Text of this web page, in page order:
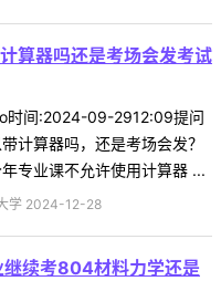
算器吗还是考场会发考试
时间:2024-09-2912:09提问
计算器吗，还是考场会发？
专业课不允许使用计算器 ...
学 2024-12-28
续考804材料力学还是